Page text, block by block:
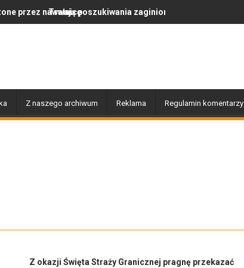
poszukiwania zaginionej Moniki NasewiczPo nawałnicy...
Z naszego archiwum Reklama Regulamin komentarzy
Z okazji Święta Straży Granicznej pragnę przekazać